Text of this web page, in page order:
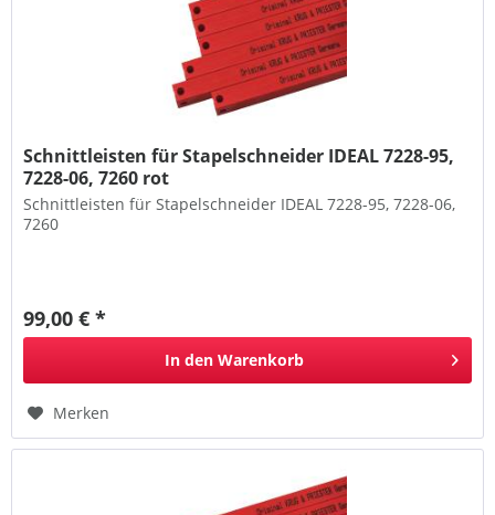
Schnittleisten für Stapelschneider IDEAL 7228-95,
7228-06, 7260 rot
Schnittleisten für Stapelschneider IDEAL 7228-95, 7228-06,
7260
99,00 € *
In den Warenkorb
Merken